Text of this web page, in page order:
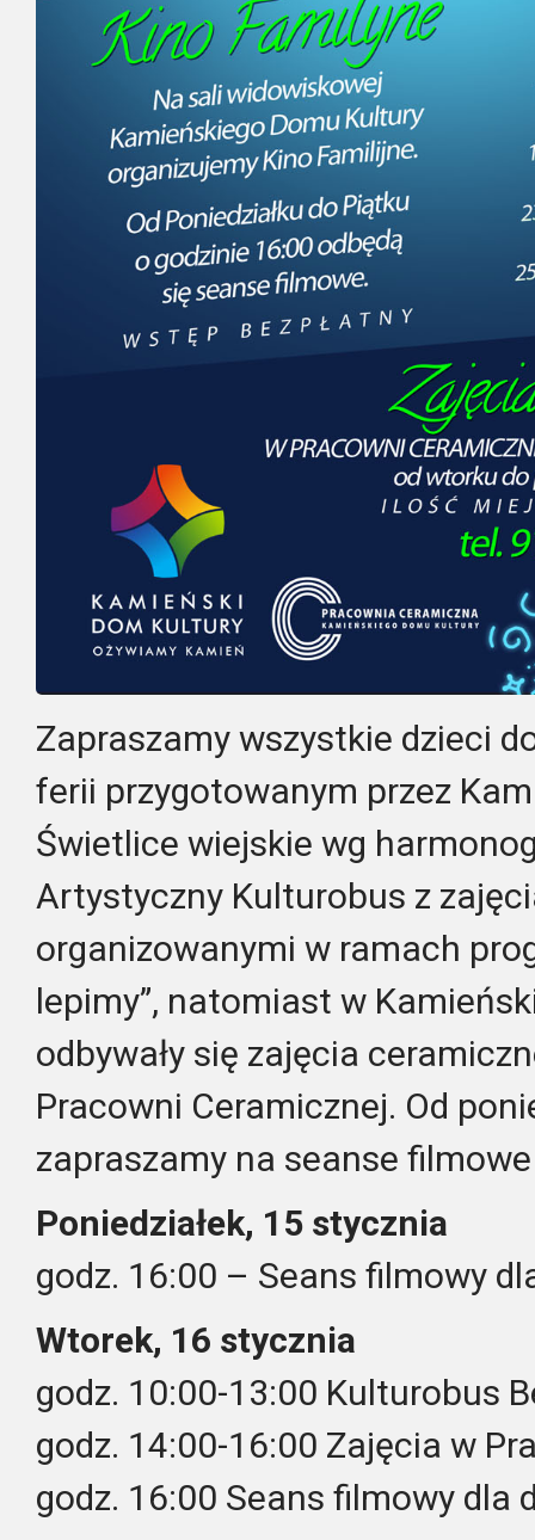
Zapraszamy wszystkie dzieci
ferii przygotowanym przez
Świetlice wiejskie wg
Artystyczny Kulturobus z
organizowanymi w ramach
lepimy”, natomiast w
odbywały się zajęcia
Pracowni Ceramicznej. Od
zapraszamy na seanse
Poniedziałek, 15 stycznia
godz. 16:00 – Seans filmowy
Wtorek, 16 stycznia
godz. 10:00-13:00 Kulturobus
godz. 14:00-16:00 Zajęcia w
godz. 16:00 Seans filmowy dla